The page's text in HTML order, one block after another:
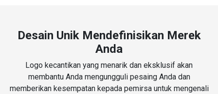
Desain Unik Mendefinisikan Merek
Anda
Logo kecantikan yang menarik dan eksklusif akan
membantu Anda mengungguli pesaing Anda dan
memberikan kesempatan kepada pemirsa untuk mengenali